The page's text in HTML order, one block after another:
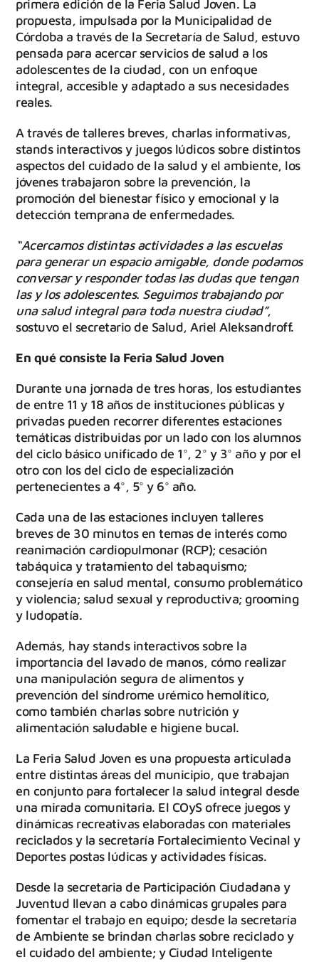
primera edición de la Feria Salud Joven. La
propuesta, impulsada por la Municipalidad de
Córdoba a través de la Secretaría de Salud, estuvo
pensada para acercar servicios de salud a los
adolescentes de la ciudad, con un enfoque
integral, accesible y adaptado a sus necesidades
reales.
A través de talleres breves, charlas informativas,
stands interactivos y juegos lúdicos sobre distintos
aspectos del cuidado de la salud y el ambiente, los
jóvenes trabajaron sobre la prevención, la
promoción del bienestar físico y emocional y la
detección temprana de enfermedades.
“Acercamos distintas actividades a las escuelas
para generar un espacio amigable, donde podamos
conversar y responder todas las dudas que tengan
las y los adolescentes. Seguimos trabajando por
una salud integral para toda nuestra ciudad”,
sostuvo el secretario de Salud, Ariel Aleksandroff.
En qué consiste la Feria Salud Joven
Durante una jornada de tres horas, los estudiantes
de entre 11 y 18 años de instituciones públicas y
privadas pueden recorrer diferentes estaciones
temáticas distribuidas por un lado con los alumnos
del ciclo básico unificado de 1°, 2° y 3° año y por el
otro con los del ciclo de especialización
pertenecientes a 4°, 5° y 6° año.
Cada una de las estaciones incluyen talleres
breves de 30 minutos en temas de interés como
reanimación cardiopulmonar (RCP); cesación
tabáquica y tratamiento del tabaquismo;
consejería en salud mental, consumo problemático
y violencia; salud sexual y reproductiva; grooming
y ludopatía.
Además, hay stands interactivos sobre la
importancia del lavado de manos, cómo realizar
una manipulación segura de alimentos y
prevención del síndrome urémico hemolítico,
como también charlas sobre nutrición y
alimentación saludable e higiene bucal.
La Feria Salud Joven es una propuesta articulada
entre distintas áreas del municipio, que trabajan
en conjunto para fortalecer la salud integral desde
una mirada comunitaria. El COyS ofrece juegos y
dinámicas recreativas elaboradas con materiales
reciclados y la secretaría Fortalecimiento Vecinal y
Deportes postas lúdicas y actividades físicas.
Desde la secretaria de Participación Ciudadana y
Juventud llevan a cabo dinámicas grupales para
fomentar el trabajo en equipo; desde la secretaría
de Ambiente se brindan charlas sobre reciclado y
el cuidado del ambiente; y Ciudad Inteligente